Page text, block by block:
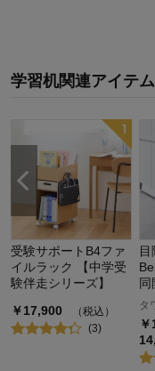
学習机関連アイテム
受験サポートB4ファ
イルラック 【中学受
験伴走シリーズ】
￥17,900
（税込）
(3)
目
同
タ
￥